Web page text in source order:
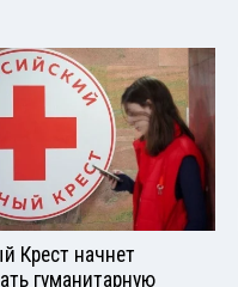
Крест начнет
гуманитарную